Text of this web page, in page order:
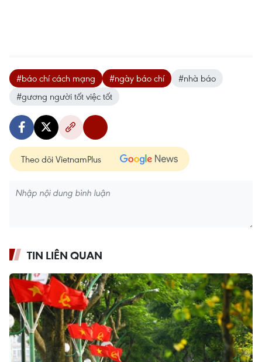
#báo chí cách mạng #ngày báo chí
#nhà báo
#gương người tốt việc tốt
Theo dõi VietnamPlus
TIN LIÊN QUAN